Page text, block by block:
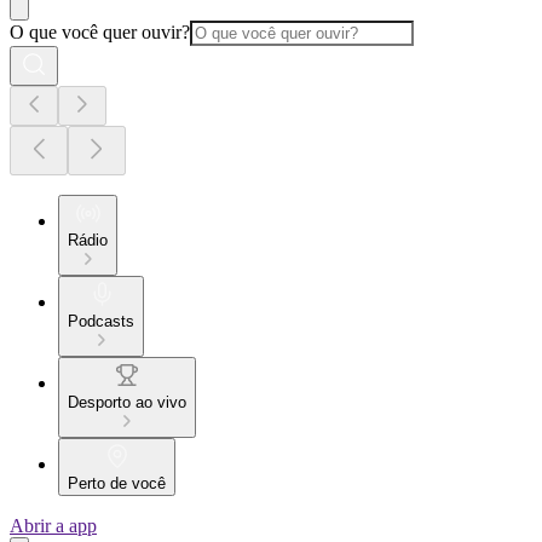
O que você quer ouvir?
Rádio
Podcasts
Desporto ao vivo
Perto de você
Abrir a app